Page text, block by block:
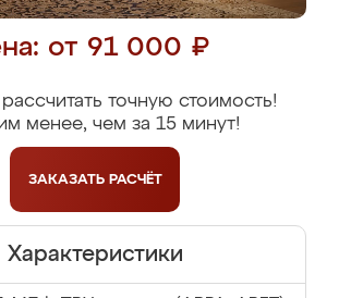
от 91 000 ₽
точную стоимость!
менее, чем за 15 минут!
ЗАКАЗАТЬ РАСЧЁТ
Характеристики